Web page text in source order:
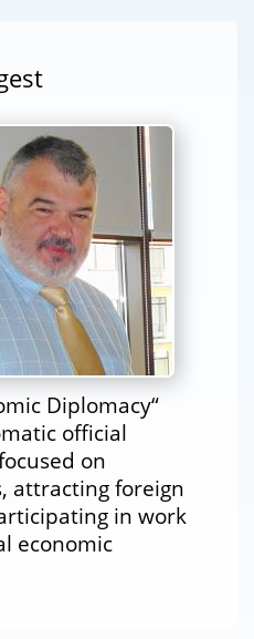
Diplomacy“
official
on
attracting foreign
in work
economic